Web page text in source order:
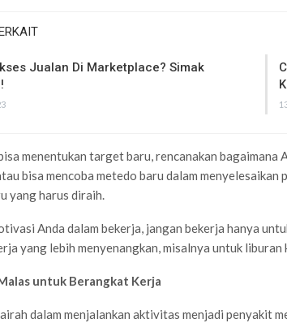
Jualan Di Marketplace? Simak
menentukan target baru, rencanakan bagaimana
bisa mencoba metedo baru dalam
yang harus diraih.
Anda dalam bekerja, jangan bekerja hanya
yang lebih menyenangkan, misalnya untuk
untuk Berangkat Kerja
dalam menjalankan aktivitas menjadi penyakit